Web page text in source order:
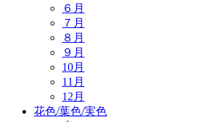
６月
７月
８月
９月
10月
11月
12月
花色/葉色/実色